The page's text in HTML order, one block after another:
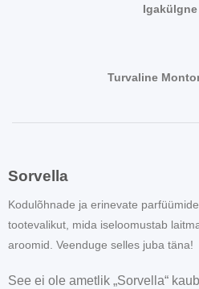
Turvaline
Sorvella
Kodulõhnade ja erinevate
tootevalikut, mida iseloomustab
aroomid. Veenduge selles juba täna!
See ei ole ametlik „Sorvella“